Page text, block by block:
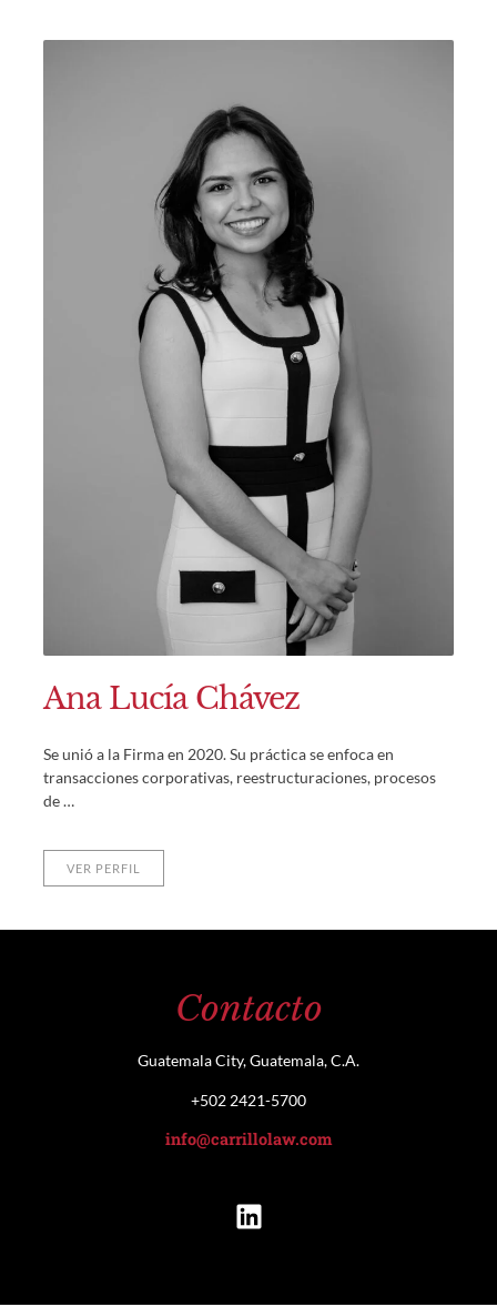
Ana Lucía Chávez
Se unió a la Firma en 2020. Su práctica se enfoca en
transacciones corporativas, reestructuraciones, procesos
de …
VER PERFIL
Contacto
Guatemala City, Guatemala, C.A.
+502 2421-5700
info@carrillolaw.com